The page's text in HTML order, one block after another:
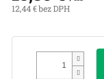
12,44 € bez DPH
cena: